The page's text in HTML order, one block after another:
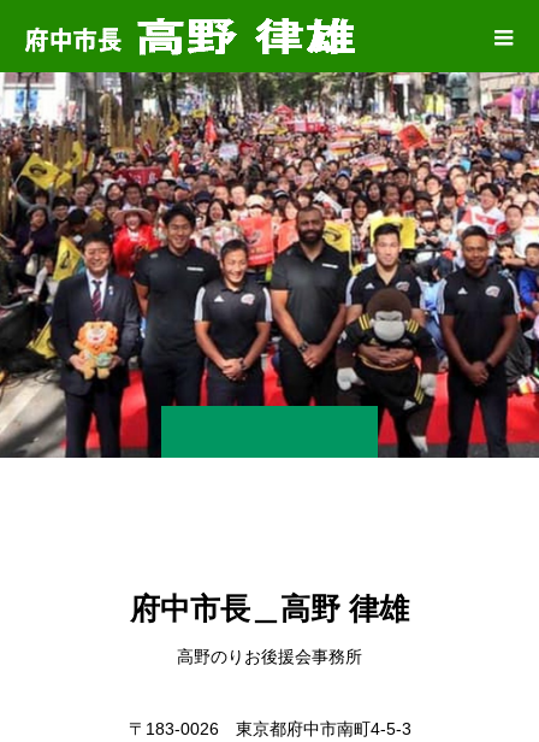
府中市長＿高野 律雄
高野のりお後援会事務所
〒183-0026 東京都府中市南町4-5-3